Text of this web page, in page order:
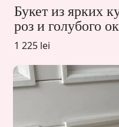
Букет из ярких
роз и голубого
1 225 lei